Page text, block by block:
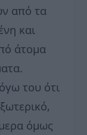
από τα
και
άτομα
του ότι
όμως